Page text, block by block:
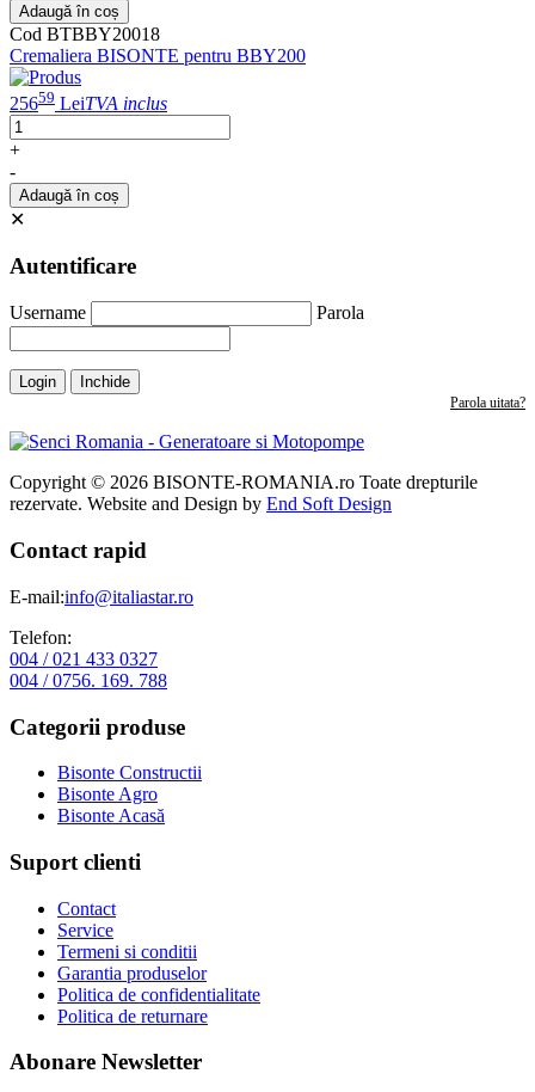
Adaugă în coș
Cod BTBBY20018
Cremaliera BISONTE pentru BBY200
25659 LeiTVA inclus
+
-
Adaugă în coș
✕
Autentificare
Username Parola
Login Inchide
Parola uitata?
Copyright © 2026 BISONTE-ROMANIA.ro Toate drepturile
rezervate. Website and Design by End Soft Design
Contact rapid
E-mail:info@italiastar.ro
Telefon:
004 / 021 433 0327
004 / 0756. 169. 788
Categorii produse
Bisonte Constructii
Bisonte Agro
Bisonte Acasă
Suport clienti
Contact
Service
Termeni si conditii
Garantia produselor
Politica de confidentialitate
Politica de returnare
Abonare Newsletter